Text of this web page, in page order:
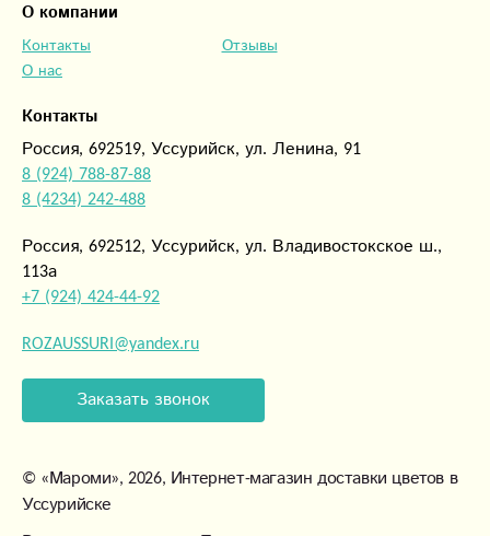
Контакты
Россия, 692519, Уссурийск, ул. Ленина, 91
8 (924) 788-87-88
8 (4234) 242-488
Россия, 692512, Уссурийск, ул. Владивостокское ш.,
113а
+7 (924) 424-44-92
ROZAUSSURI@yandex.ru
Заказать звонок
О компании
Контакты
О нас
Отзывы
© «Мароми», 2026, Интернет-магазин доставки цветов в
Уссурийске